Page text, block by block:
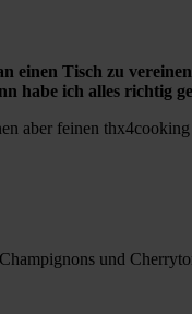
Tisch zu
habe ich alles richtig
aber feinen
und